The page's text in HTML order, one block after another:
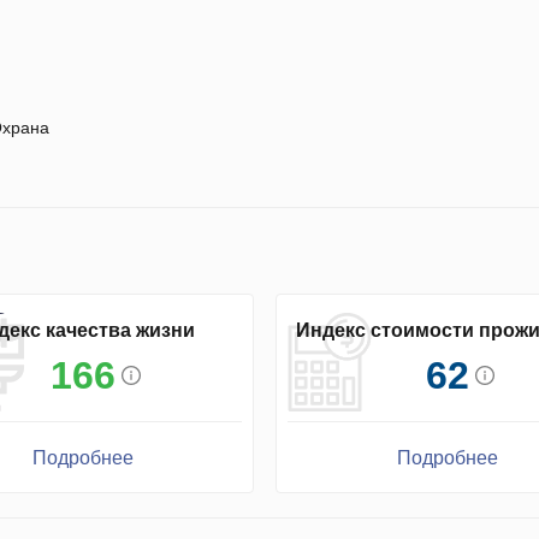
качества жизни
166
Подробнее
Индекс стоимости
62
Подробнее